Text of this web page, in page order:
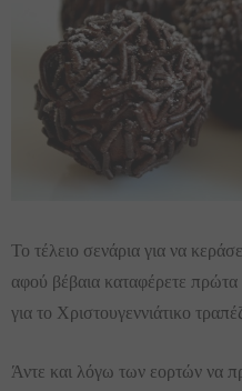
Το τέλειο σενάρια για να
αφού βέβαια καταφέρετε πρώτα
για το Χριστουγεννιάτικο
Άντε και λόγω των εορτών να